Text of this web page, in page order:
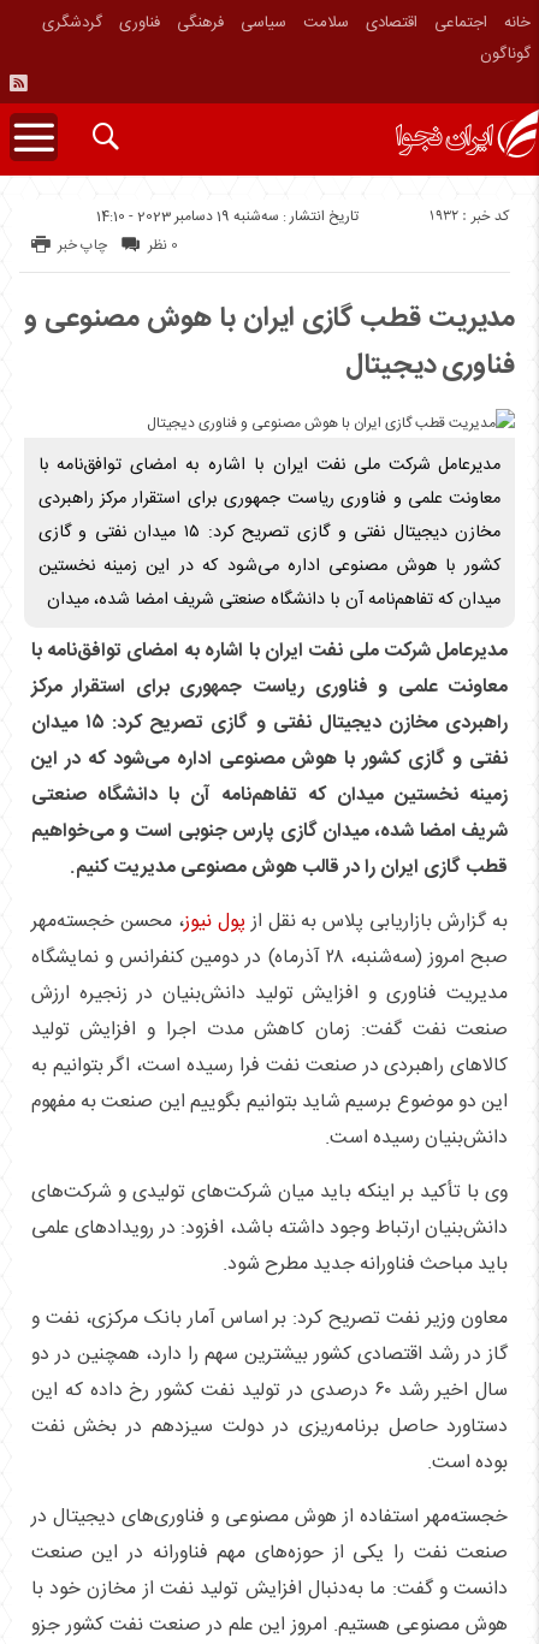
خانه اجتماعی اقتصادی سلامت سیاسی فرهنگی فناوری
گردشگری
گوناگون
تاریخ انتشار : سه‌شنبه 19 دسامبر 2023 - 14:10 کد خبر : 1932
چاپ خبر 0 نظر
مدیریت قطب گازی ایران با هوش مصنوعی و
فناوری دیجیتال
مدیرعامل شرکت ملی نفت ایران با اشاره به امضای توافق‌نامه با
معاونت علمی و فناوری ریاست جمهوری برای استقرار مرکز راهبردی
مخازن دیجیتال نفتی و گازی تصریح کرد: ۱۵ میدان نفتی و گازی
کشور با هوش مصنوعی اداره می‌شود که در این زمینه نخستین
میدان که تفاهم‌نامه آن با دانشگاه صنعتی شریف امضا شده، میدان
مدیرعامل شرکت ملی نفت ایران با اشاره به امضای توافق‌نامه با
معاونت علمی و فناوری ریاست جمهوری برای استقرار مرکز
راهبردی مخازن دیجیتال نفتی و گازی تصریح کرد: ۱۵ میدان
نفتی و گازی کشور با هوش مصنوعی اداره می‌شود که در این
زمینه نخستین میدان که تفاهم‌نامه آن با دانشگاه صنعتی
شریف امضا شده، میدان گازی پارس جنوبی است و می‌خواهیم
قطب گازی ایران را در قالب هوش مصنوعی مدیریت کنیم.
به گزارش بازاریابی پلاس به نقل ازپول نیوز، محسن خجسته‌مهر
صبح امروز (سه‌شنبه، ۲۸ آذرماه) در دومین کنفرانس و نمایشگاه
مدیریت فناوری و افزایش تولید دانش‌بنیان در زنجیره ارزش
صنعت نفت گفت: زمان کاهش مدت اجرا و افزایش تولید
کالاهای راهبردی در صنعت نفت فرا رسیده است، اگر بتوانیم به
این دو موضوع برسیم شاید بتوانیم بگوییم این صنعت به مفهوم
دانش‌بنیان رسیده است.
وی با تأکید بر اینکه باید میان شرکت‌های تولیدی و شرکت‌های
دانش‌بنیان ارتباط وجود داشته باشد، افزود: در رویدادهای علمی
باید مباحث فناورانه جدید مطرح شود.
معاون وزیر نفت تصریح کرد: بر اساس آمار بانک مرکزی، نفت و
گاز در رشد اقتصادی کشور بیشترین سهم را دارد، همچنین در دو
سال اخیر رشد ۶۰ درصدی در تولید نفت کشور رخ داده که این
دستاورد حاصل برنامه‌ریزی در دولت سیزدهم در بخش نفت
بوده است.
خجسته‌مهر استفاده از هوش مصنوعی و فناوری‌های دیجیتال در
صنعت نفت را یکی از حوزه‌های مهم فناورانه در این صنعت
دانست و گفت: ما به‌دنبال افزایش تولید نفت از مخازن خود با
هوش مصنوعی هستیم. امروز این علم در صنعت نفت کشور جزو